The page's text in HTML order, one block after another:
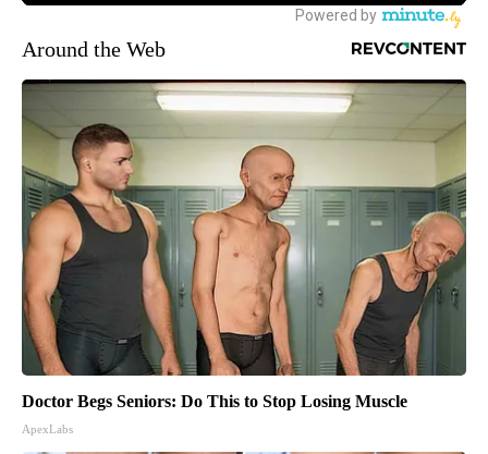
Around the Web
Doctor Begs Seniors: Do This to Stop Losing Muscle
ApexLabs